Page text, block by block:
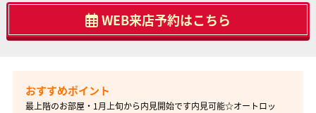
WEB来店予約はこちら
最上階のお部屋・1月上旬から内見開始です内見可能☆オートロッ